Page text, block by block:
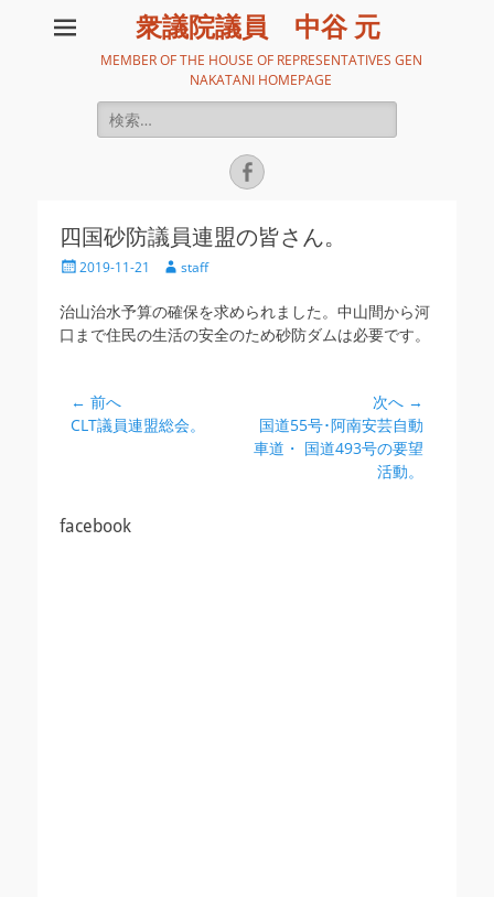
衆議院議員 中谷 元
MEMBER OF THE HOUSE OF REPRESENTATIVES GEN
NAKATANI HOMEPAGE
検
索:
Facebook
四国砂防議員連盟の皆さん。
投
日
2019-11-21
投
者
staff
治山治水予算の確保を求められました。中山間から河
口まで住民の生活の安全のため砂防ダムは必要です。
投
稿
ゲ
← 前へ
前
CLT議員連盟総会。
次へ →
次
の
国道55号･阿南安芸自動
車道・ 国道493号の要望
活動。
facebook